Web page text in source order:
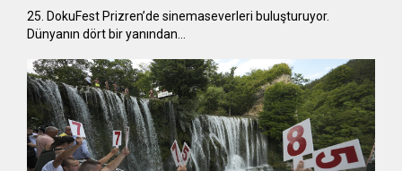
25. DokuFest Prizren’de sinemaseverleri buluşturuyor.
Dünyanın dört bir yanından…